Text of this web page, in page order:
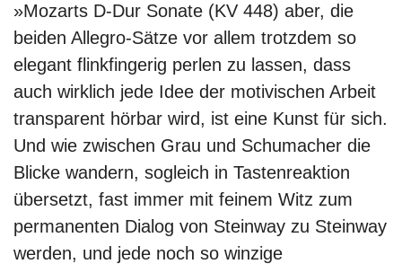
»Mozarts D-Dur Sonate (KV 448) aber, die
beiden Allegro-Sätze vor allem trotzdem so
elegant flinkfingerig perlen zu lassen, dass
auch wirklich jede Idee der motivischen Arbeit
transparent hörbar wird, ist eine Kunst für sich.
Und wie zwischen Grau und Schumacher die
Blicke wandern, sogleich in Tastenreaktion
übersetzt, fast immer mit feinem Witz zum
permanenten Dialog von Steinway zu Steinway
werden, und jede noch so winzige